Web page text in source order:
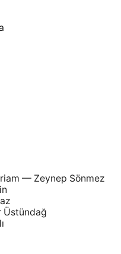
— Zeynep Sönmez
Üstündağ